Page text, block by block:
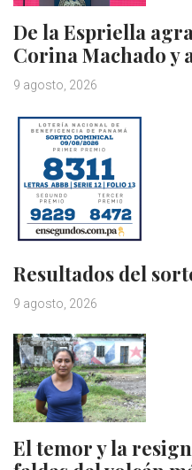
De la Espriella
Corina Machado
9 agosto, 2026
Resultados del
9 agosto, 2026
El temor y la